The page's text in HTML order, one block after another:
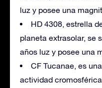
luz y posee una
HD 4308, estrella
planeta extrasolar, se
años luz y posee una
CF Tucanae, es
actividad